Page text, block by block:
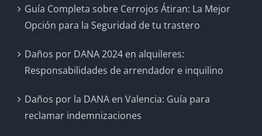
Guía Completa sobre Cerrojos Átiran: La Mejor
Opción para la Seguridad de tu trastero
Daños por DANA 2024 en alquileres:
Responsabilidades de arrendador e inquilino
Daños por la DANA en Valencia: Guía para
reclamar indemnizaciones